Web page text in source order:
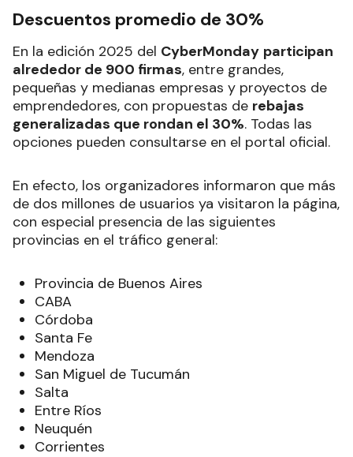
Descuentos promedio de 30%
En la edición 2025 del CyberMonday participan
alrededor de 900 firmas, entre grandes,
pequeñas y medianas empresas y proyectos de
emprendedores, con propuestas de rebajas
generalizadas que rondan el 30%. Todas las
opciones pueden consultarse en el portal oficial.
En efecto, los organizadores informaron que más
de dos millones de usuarios ya visitaron la página,
con especial presencia de las siguientes
provincias en el tráfico general:
Provincia de Buenos Aires
CABA
Córdoba
Santa Fe
Mendoza
San Miguel de Tucumán
Salta
Entre Ríos
Neuquén
Corrientes